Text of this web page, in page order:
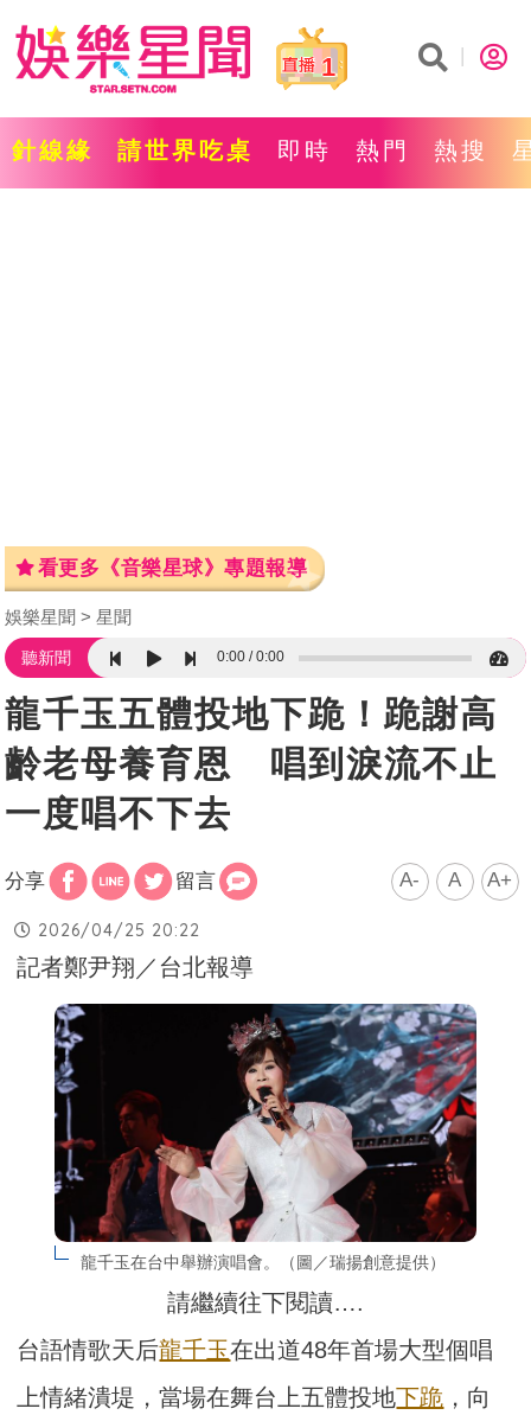
1
針線緣 請世界吃桌 即時 熱門 熱搜
看更多《音樂星球》專題報導
娛樂星聞 星聞
聽新聞 0:00 0:00
龍千玉五體投地下跪！跪謝高
齡老母養育恩 唱到淚流不止
一度唱不下去
分享 留言 A- A A+
2026/04/25 20:22
記者鄭尹翔／台北報導
龍千玉在台中舉辦演唱會。（圖／瑞揚創意提供）
請繼續往下閱讀….
台語情歌天后龍千玉在出道48年首場大型個唱
上情緒潰堤，當場在舞台上五體投地下跪 ，向